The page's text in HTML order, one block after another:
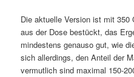
Die aktuelle Version ist mit 350
aus der Dose bestückt, das
mindestens genauso gut, wie
sich allerdings, den Anteil der
vermutlich sind maximal 150-